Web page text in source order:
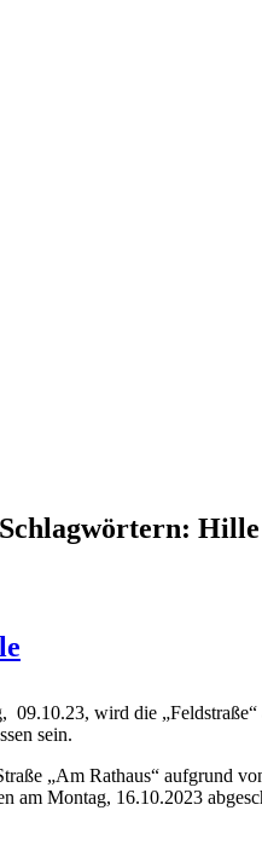
Hille
09.10.23, wird die
sein.
„Am Rathaus“ aufgrund
am Montag, 16.10.2023